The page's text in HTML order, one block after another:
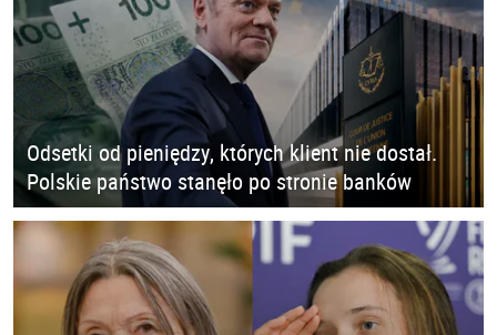
Odsetki od pieniędzy, których klient nie dostał.
Polskie państwo stanęło po stronie banków